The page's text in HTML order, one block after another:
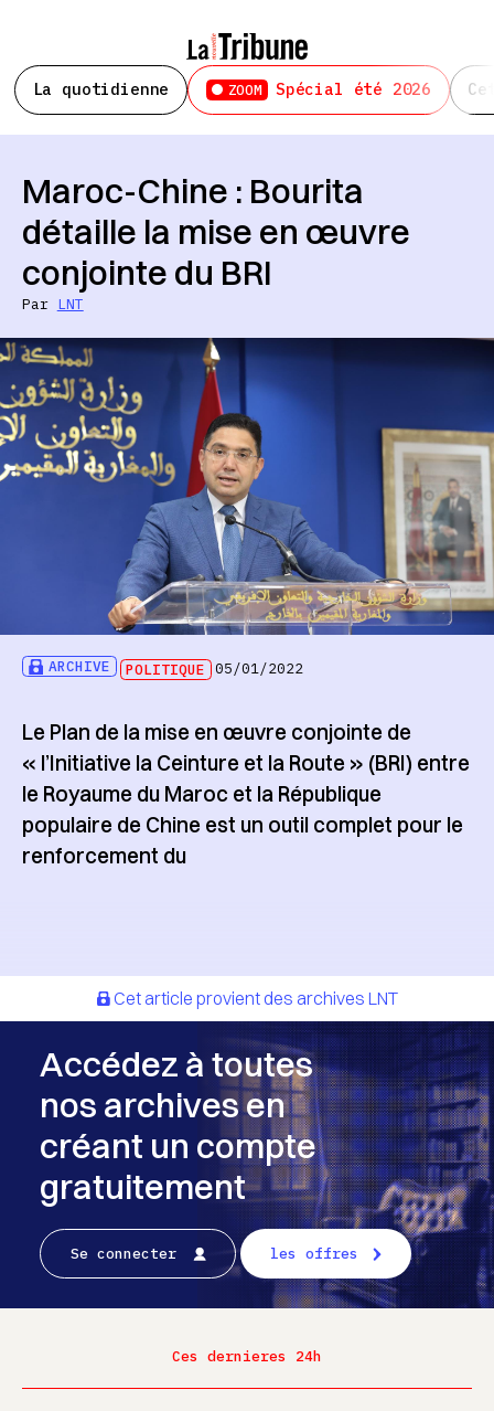
La quotidienne ZOOM Spécial été 2026
ARCHIVE POLITIQUE 05/01/2022
Maroc-Chine : Bourita
détaille la mise en œuvre
conjointe du BRI
Par LNT
Le Plan de la mise en œuvre conjointe de
« l’Initiative la Ceinture et la Route » (BRI) entre
le Royaume du Maroc et la République
populaire de Chine est un outil complet pour le
renforcement du
Cet article provient des archives LNT
Accédez à toutes
nos archives en
créant un compte
gratuitement
Se connecter les offres
Ces dernieres 24h